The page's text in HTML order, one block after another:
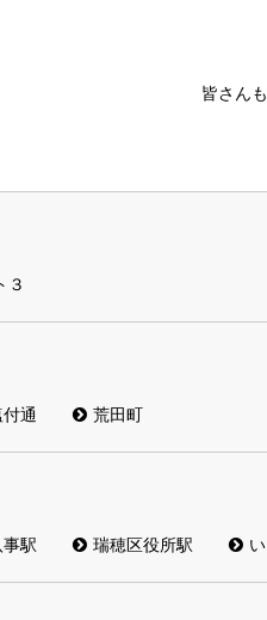
皆さん
３
通 荒田町
事駅 瑞穂区役所駅